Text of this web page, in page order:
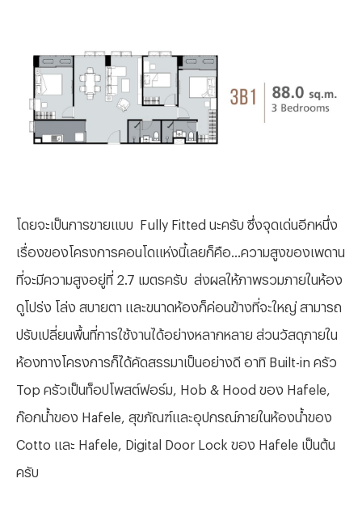
โดยจะเป็นการขายแบบ Fully Fitted นะครับ ซึ่งจุดเด่นอีกหนึ่ง
เรื่องของโครงการคอนโดแห่งนี้เลยก็คือ...ความสูงของเพดาน
ที่จะมีความสูงอยู่ที่ 2.7 เมตรครับ ส่งผลให้ภาพรวมภายในห้อง
ดูโปร่ง โล่ง สบายตา และขนาดห้องก็ค่อนข้างที่จะใหญ่ สามารถ
ปรับเปลี่ยนพื้นที่การใช้งานได้อย่างหลากหลาย ส่วนวัสดุภายใน
ห้องทางโครงการก็ได้คัดสรรมาเป็นอย่างดี อาทิ Built-in ครัว
Top ครัวเป็นท็อปโพสต์ฟอร์ม, Hob & Hood ของ Hafele,
ก๊อกน้ำของ Hafele, สุขภัณฑ์และอุปกรณ์ภายในห้องน้ำของ
Cotto และ Hafele, Digital Door Lock ของ Hafele เป็นต้น
ครับ